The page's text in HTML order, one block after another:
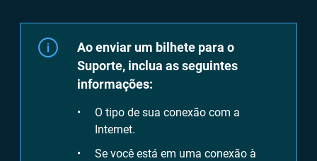
Ao enviar um bilhete para o
Suporte, inclua as seguintes
informações:
O tipo de sua conexão com a
Internet.
Se você está em uma conexão à